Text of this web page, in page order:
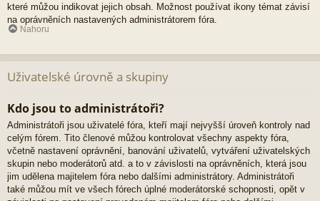
které můžou indikovat jejich obsah. Možnost používat ikony témat závisí
na oprávněních nastavených administrátorem fóra.
Nahoru
Uživatelské úrovně a skupiny
Kdo jsou to administrátoři?
Administrátoři jsou uživatelé fóra, kteří mají nejvyšší úroveň kontroly nad
celým fórem. Tito členové můžou kontrolovat všechny aspekty fóra,
včetně nastavení oprávnění, banování uživatelů, vytváření uživatelských
skupin nebo moderátorů atd. a to v závislosti na oprávněních, která jsou
jim udělena majitelem fóra nebo dalšími administrátory. Administrátoři
také můžou mít ve všech fórech úplné moderátorské schopnosti, opět v